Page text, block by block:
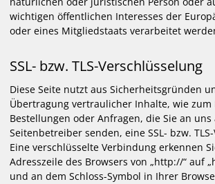
wichtigen öffentlichen Interesses der
oder eines Mitgliedstaats verarbeitet
SSL- bzw. TLS-Verschlüsselung
Diese Seite nutzt aus Sicherheitsgründen
Übertragung vertraulicher Inhalte, wie zum
Bestellungen oder Anfragen, die Sie an uns
Seitenbetreiber senden, eine SSL- bzw.
Eine verschlüsselte Verbindung erkennen
Adresszeile des Browsers von „http://“ auf
und an dem Schloss-Symbol in Ihrer